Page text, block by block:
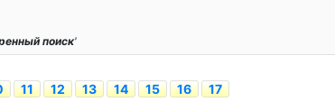
поиск'
11 12 13 14 15 16
17